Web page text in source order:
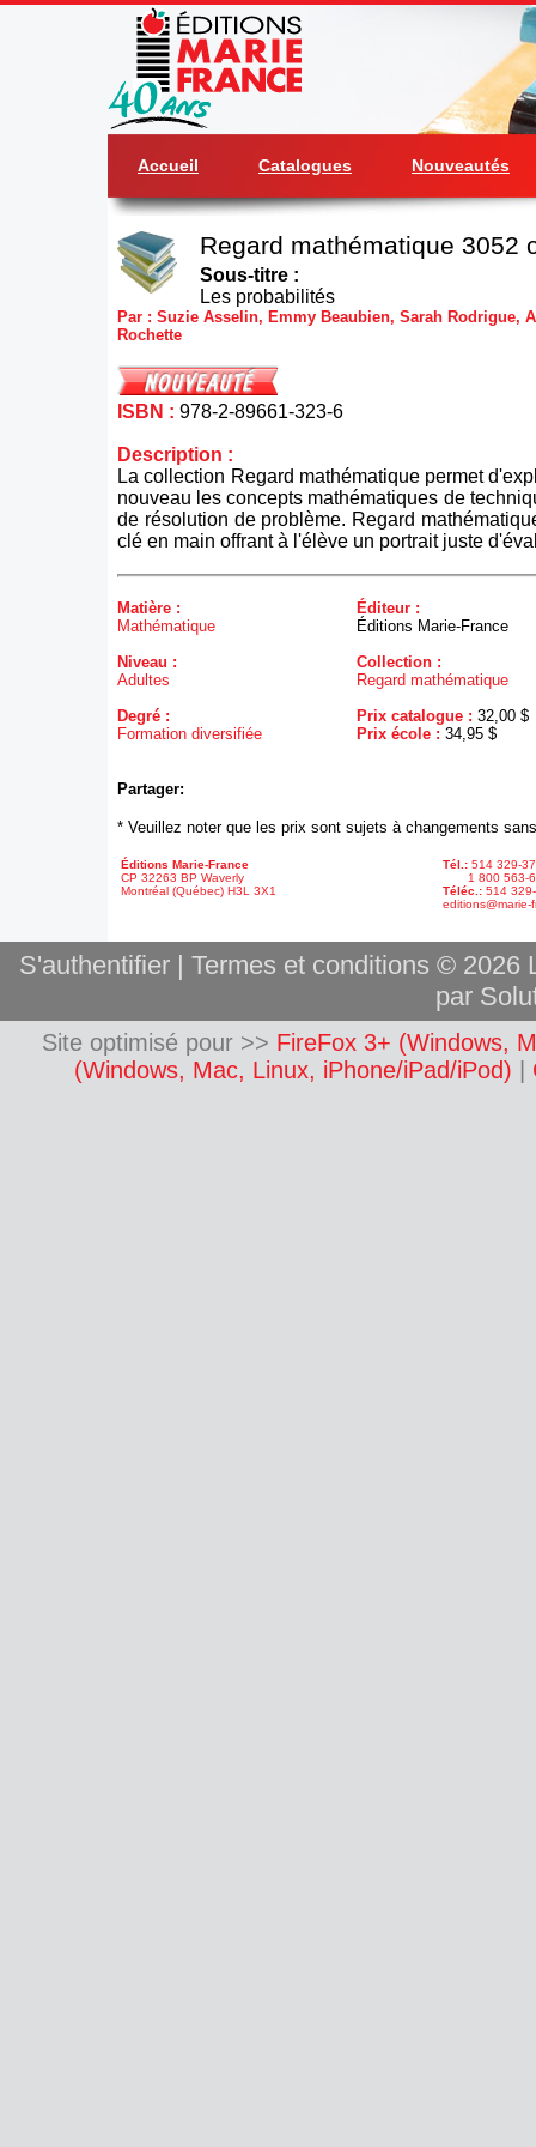
Accueil Catalogues Nouveautés
Regard mathématique 3052
Sous-titre :
Les probabilités
Par : Suzie Asselin, Emmy Beaubien, Sarah Rodrigue,
Rochette
ISBN : 978-2-89661-323-6
Description :
La collection Regard mathématique permet
nouveau les concepts mathématiques de
de résolution de problème. Regard
clé en main offrant à l'élève un portrait juste
Matière :
Mathématique
Niveau :
Adultes
Degré :
Formation diversifiée
Éditeur :
Éditions Marie-France
Collection :
Regard mathématique
Prix catalogue : 32,00 $
Prix école : 34,95 $
Partager:
* Veuillez noter que les prix sont sujets à changements
Éditions Marie-France
CP 32263 BP Waverly
Montréal (Québec) H3L 3X1
Tél.: 514 329-
1 800 563-
Téléc.: 514
editions@marie-
S'authentifier| Termes et conditions © 2026
par
Site optimisé pour >> FireFox 3+ (Windows,
(Windows, Mac, Linux, iPhone/iPad/iPod)